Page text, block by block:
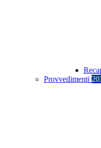
Provvedimenti